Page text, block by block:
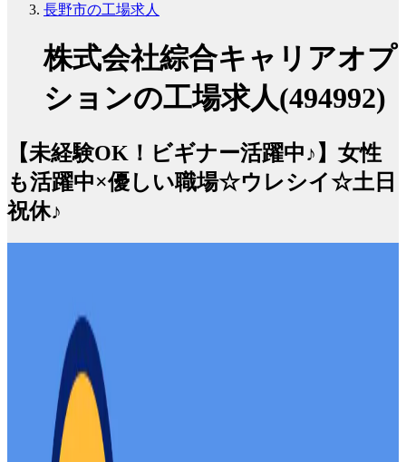
長野市の工場求人
株式会社綜合キャリアオプ
ションの工場求人(494992)
【未経験OK！ビギナー活躍中♪】女性
も活躍中×優しい職場☆ウレシイ☆土日
祝休♪